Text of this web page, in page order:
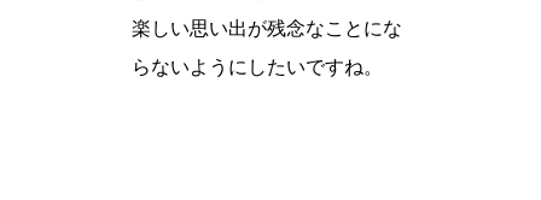
楽しい思い出が残念なことにな
らないようにしたいですね。